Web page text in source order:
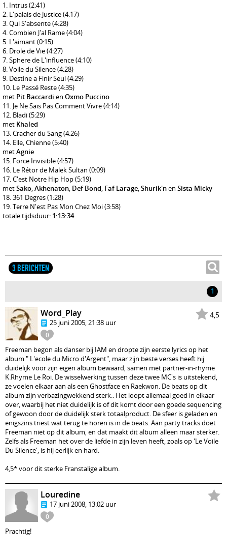
Intrus(2:41)
L'palais de Justice(4:17)
Qui S'absente(4:28)
Combien J'al Rame(4:04)
L'aimant(0:15)
Drole de Vie(4:27)
Sphere de L'influence(4:10)
Voile du Silence(4:28)
Destine a Finir Seul(4:29)
Le Passé Reste(4:35)
met Pit Baccardi en Oxmo Puccino
Je Ne Sais Pas Comment Vivre(4:14)
Bladi(5:29)
met Khaled
Cracher du Sang(4:26)
Elle, Chienne(5:40)
metAgnie
Force Invisible(4:57)
Le Rétor de Malek Sultan (0:09)
C'est Notre Hip Hop(5:19)
metSako,Akhenaton, Def Bond, Faf Larage,Shurik'nen Sista Micky
361 Degres(1:28)
Terre N'est Pas Mon Chez Moi(3:58)
totale tijdsduur: 1:13:34
3 BERICHTEN
1
4,5
0
Word_Play
25 juni 2005, 21:38 uur
Freeman begon als danser bij IAM en dropte zijn eerste lyrics op het
album " L'ecole du Micro d'Argent", maar zijn beste verses heeft hij
duidelijk voor zijn eigen album bewaard, samen met partner-in-rhyme
K.Rhyme Le Roi. De wisselwerking tussen deze twee MC's is uitstekend,
ze voelen elkaar aan als een Ghostface en Raekwon. De beats op dit
album zijn verbazingwekkend sterk.. Het loopt allemaal goed in elkaar
over, waarbij het niet duidelijk is of dit komt door een goede sequencing
of gewoon door de duidelijk sterk totaalproduct. De sfeer is geladen en
enigszins triest wat terug te horen is in de beats. Aan party tracks doet
Freeman niet op dit album, en dat maakt dit album alleen maar sterker.
Zelfs als Freeman het over de liefde in zijn leven heeft, zoals op 'Le Voile
Du Silence', is hij eerlijk en hard.
4,5* voor dit sterke Franstalige album.
0
Louredine
17 juni 2008, 13:02 uur
Prachtig!